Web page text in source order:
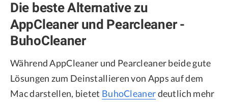
Die beste Alternative zu
AppCleaner und Pearcleaner -
BuhoCleaner
Während AppCleaner und Pearcleaner beide gute
Lösungen zum Deinstallieren von Apps auf dem
Mac darstellen, bietet BuhoCleanerdeutlich mehr